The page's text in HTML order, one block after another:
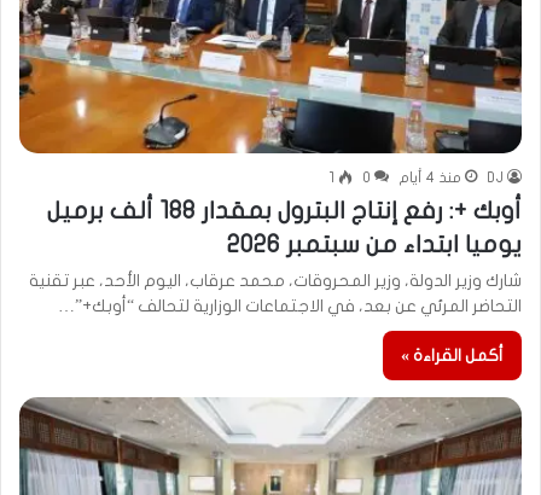
DJ منذ 4 أيام 0
1
أوبك +: رفع إنتاج البترول بمقدار 188 ألف برميل
يوميا ابتداء من سبتمبر 2026
شارك وزير الدولة، وزير المحروقات، محمد عرقاب، اليوم الأحد، عبر تقنية
التحاضر المرئي عن بعد، في الاجتماعات الوزارية لتحالف “أوبك+”…
أكمل القراءة »